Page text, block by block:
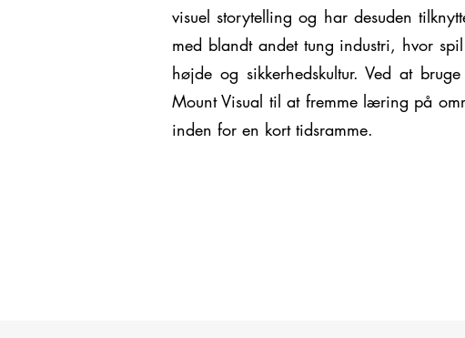
visuel storytelling og har desuden
med blandt andet tung industri, hvor
højde og sikkerhedskultur. Ved at
Mount Visual til at fremme læring på
inden for en kort tidsramme.